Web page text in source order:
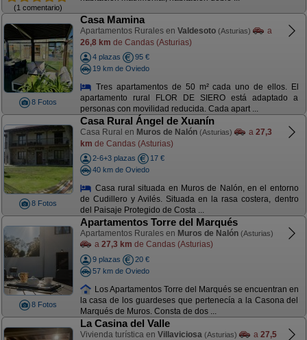
(1 comentario)
8 Fotos
Casa Mamina
Apartamentos Rurales en Valdesoto (Asturias)
a
26,8 km de Candas (Asturias)
4 plazas
95 €
19 km de Oviedo
Tres apartamentos de 50 m² cada uno de ellos. El
apartamento rural FLOR DE SIERO está adaptado a
personas con movilidad reducida. Cada apart ...
8 Fotos
Casa Rural Ángel de Xuanín
Casa Rural en Muros de Nalón (Asturias) a 27,3
km de Candas (Asturias)
2-6+3 plazas
17 €
40 km de Oviedo
Casa rural situada en Muros de Nalón, en el entorno
de Cudillero y Avilés. Situada en la rasa costera, dentro
del Paisaje Protegido de Costa ...
8 Fotos
Apartamentos Torre del Marqués
Apartamentos Rurales en Muros de Nalón (Asturias)
a 27,3 km de Candas (Asturias)
9 plazas
20 €
57 km de Oviedo
Los Apartamentos Torre del Marqués se encuentran en
la casa de los guardeses que pertenecía a la Casona del
Marqués de Muros. Consta de dos ...
La Casina del Valle
Vivienda turística en Villaviciosa (Asturias) a 27,5